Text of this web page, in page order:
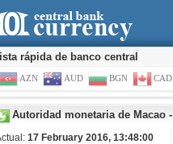
rápida de banco central
AZN AUD BGN CAD
Autoridad monetaria de Macao -
17 February 2016, 13:48:00